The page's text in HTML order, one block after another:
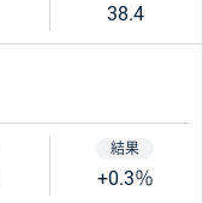
38.4
+0.3％